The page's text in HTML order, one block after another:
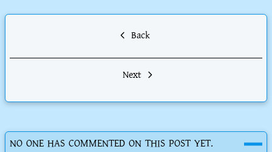
Back
Next
NO ONE HAS COMMENTED ON THIS POST YET.